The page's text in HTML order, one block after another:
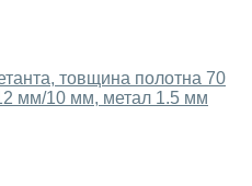
зробити замір та
співробітник має із
Після виміру та
заявку, не
товщина полотна 70
мм/10 мм, метал 1.5 мм